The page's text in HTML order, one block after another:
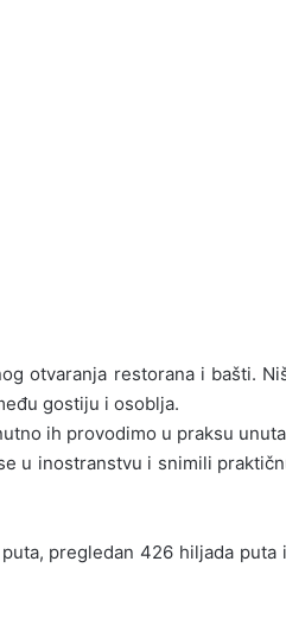
otvaranja restorana i bašti.
gostiju i osoblja.
ih provodimo u praksu
u inostranstvu i snimili
pregledan 426 hiljada